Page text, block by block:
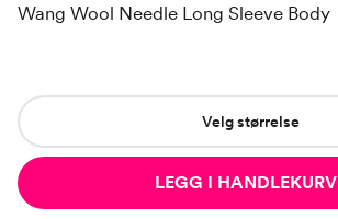
Wang Wool Needle Long Sleeve Body
Velg størrelse
LEGG I HANDLEKURV